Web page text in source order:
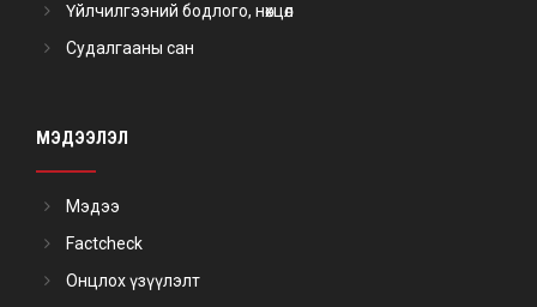
Үйлчилгээний бодлого, нөхцөл
Судалгааны сан
МЭДЭЭЛЭЛ
Мэдээ
Factcheck
Онцлох үзүүлэлт